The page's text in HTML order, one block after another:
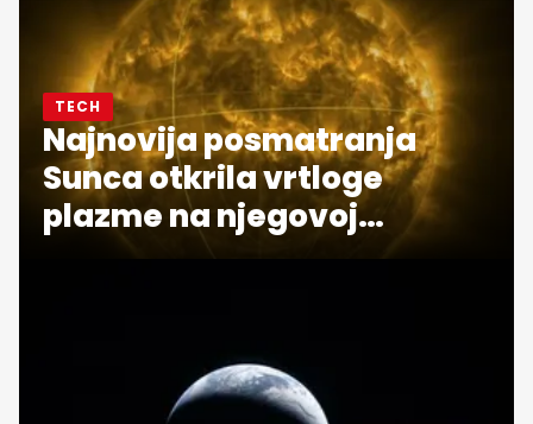
TECH
Najnovija posmatranja
Sunca otkrila vrtloge
plazme na njegovoj
površini